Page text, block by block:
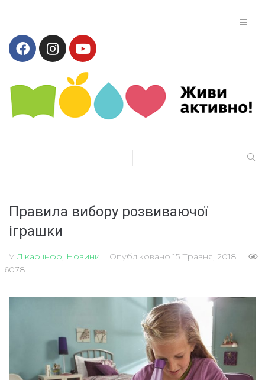
Правила вибору розвиваючої
іграшки
У Лікар інфо Новини Опубліковано 15 Травня, 2018
6078